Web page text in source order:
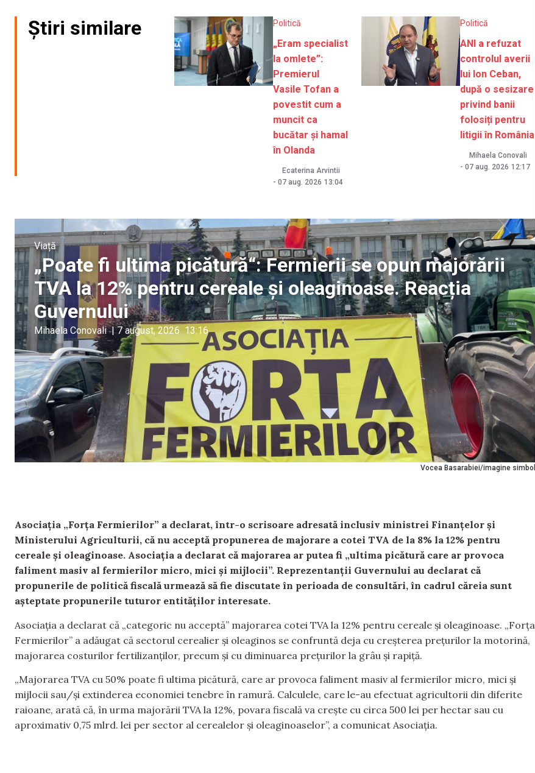
Știri similare Politică
„Eram specialist
la omlete”:
Premierul
Vasile Tofan a
povestit cum a
muncit ca
bucătar și hamal
în Olanda
Ecaterina Arvintii
- 07 aug. 2026 13:04
Politică
ANI a refuzat
controlul averii
lui Ion Ceban,
după o sesizare
privind banii
folosiți pentru
litigii în România
Mihaela Conovali
- 07 aug. 2026 12:17
Vocea Basarabiei/imagine simbol
Viață
„Poate fi ultima picătură“: Fermierii se opun majorării
TVA la 12% pentru cereale și oleaginoase. Reacția
Guvernului
Mihaela Conovali | 7 august, 2026 13:16
Asociația „Forța Fermierilor” a declarat, într-o scrisoare adresată inclusiv ministrei Finanțelor și
Ministerului Agriculturii, că nu acceptă propunerea de majorare a cotei TVA de la 8% la 12% pentru
cereale și oleaginoase. Asociația a declarat că majorarea ar putea fi „ultima picătură care ar provoca
faliment masiv al fermierilor micro, mici și mijlocii”. Reprezentanții Guvernului au declarat că
propunerile de politică fiscală urmează să fie discutate în perioada de consultări, în cadrul căreia sunt
așteptate propunerile tuturor entităților interesate.
Asociația a declarat că „categoric nu acceptă” majorarea cotei TVA la 12% pentru cereale și oleaginoase. „Forța
Fermierilor” a adăugat că sectorul cerealier și oleaginos se confruntă deja cu creșterea prețurilor la motorină,
majorarea costurilor fertilizanților, precum și cu diminuarea prețurilor la grâu și rapiță.
„Majorarea TVA cu 50% poate fi ultima picătură, care ar provoca faliment masiv al fermierilor micro, mici și
mijlocii sau/și extinderea economiei tenebre în ramură. Calculele, care le-au efectuat agricultorii din diferite
raioane, arată că, în urma majorării TVA la 12%, povara fiscală va crește cu circa 500 lei per hectar sau cu
aproximativ 0,75 mlrd. lei per sector al cerealelor și oleaginoaselor”, a comunicat Asociația.